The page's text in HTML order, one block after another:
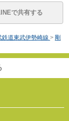
で共有する
鉄道東武伊勢崎線 > 剛